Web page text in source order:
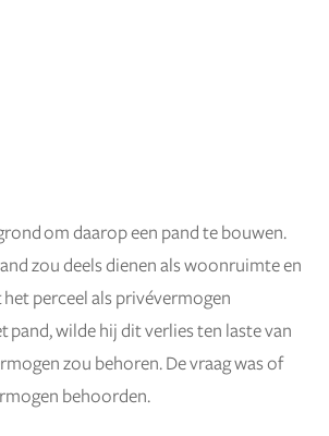
om daarop een pand te bouwen.
zou deels dienen als woonruimte en
perceel als privévermogen
pand, wilde hij dit verlies ten laste van
zou behoren. De vraag was of
behoorden.